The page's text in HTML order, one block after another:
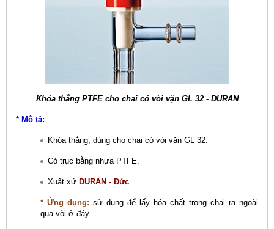
Khóa thẳng PTFE cho chai có vòi vặn GL 32 - DURAN
* Mô tả:
Khóa thẳng, dùng cho chai có vòi vặn GL 32.
Có trục bằng nhựa PTFE.
Xuất xứ DURAN - Đức
* Ứng dụng: sử dụng để lấy hóa chất trong chai ra ngoài
qua vòi ở đáy.